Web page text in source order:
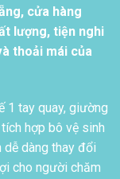
cửa hàng
lượng, tiện nghi
thoải mái của
1 tay quay, giường
hợp bô vệ sinh
dàng thay đổi
cho người chăm